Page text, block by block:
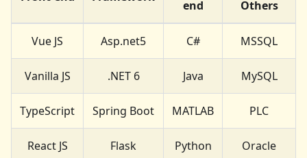
end
Others
Vue JS Asp.net5 C# MSSQL
Vanilla JS .NET 6 Java MySQL
TypeScript Spring Boot MATLAB PLC
React JS Flask Python Oracle